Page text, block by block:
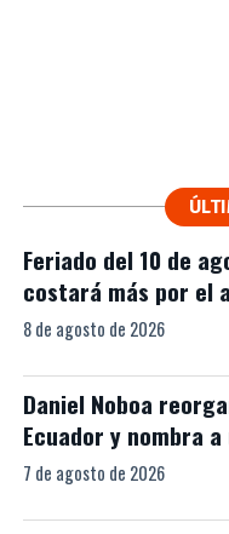
Feriado del 10 de
costará más por el
8 de agosto de 2026
Daniel Noboa
Ecuador y nombra
7 de agosto de 2026